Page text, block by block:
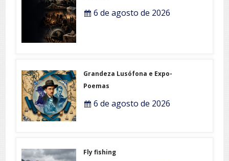
6 de agosto de 2026
Grandeza Lusófona e Expo-
Poemas
6 de agosto de 2026
Fly fishing